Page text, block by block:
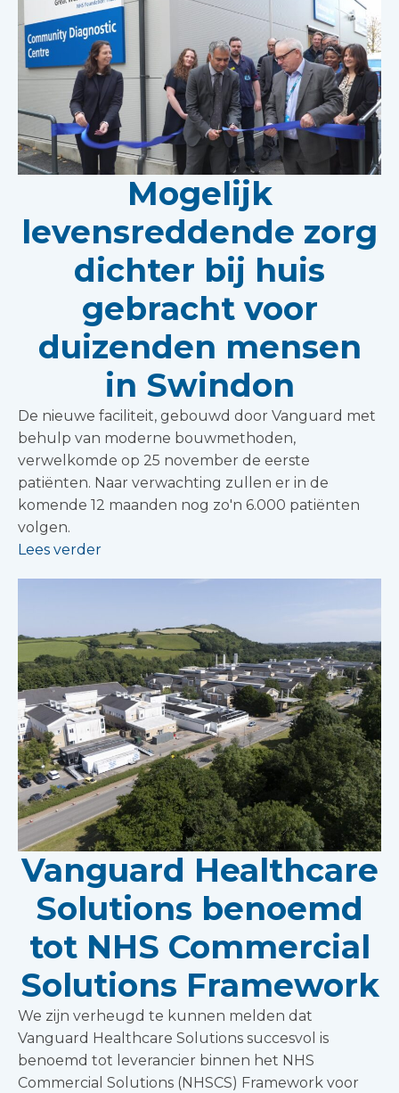
Mogelijk
levensreddende zorg
dichter bij huis
gebracht voor
duizenden mensen
in Swindon
De nieuwe faciliteit, gebouwd door Vanguard met
behulp van moderne bouwmethoden,
verwelkomde op 25 november de eerste
patiënten. Naar verwachting zullen er in de
komende 12 maanden nog zo'n 6.000 patiënten
volgen.
Lees verder
Vanguard Healthcare
Solutions benoemd
tot NHS Commercial
Solutions Framework
We zijn verheugd te kunnen melden dat
Vanguard Healthcare Solutions succesvol is
benoemd tot leverancier binnen het NHS
Commercial Solutions (NHSCS) Framework voor